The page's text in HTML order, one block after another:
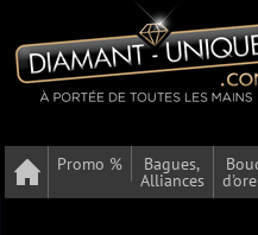
Promo % Bagues,
Alliances